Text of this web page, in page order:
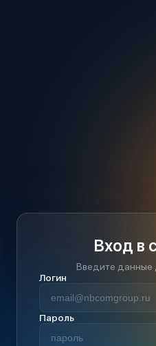
Вход в
Введите данные
Логин
Пароль